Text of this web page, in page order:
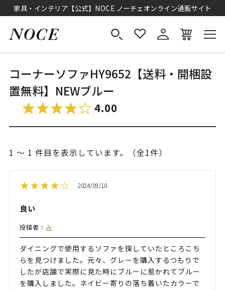
家具・インテリア【公式】NOCE ノーチェオンライン通販サイト
コーナーソファHY9652【送料・開梱設
置無料】NEWブルー
4.00
1 ～ 1 件目を表示しています。（全1件）
2024/09/10
良い
投稿者： み
ダイニングで使用するソファを探していたところこち
らを見つけました。元々、グレーを購入するつもりで
したが店舗で実際に見た時にブルーに惹かれてブルー
を購入しました。ネイビー寄りの落ち着いたカラーで